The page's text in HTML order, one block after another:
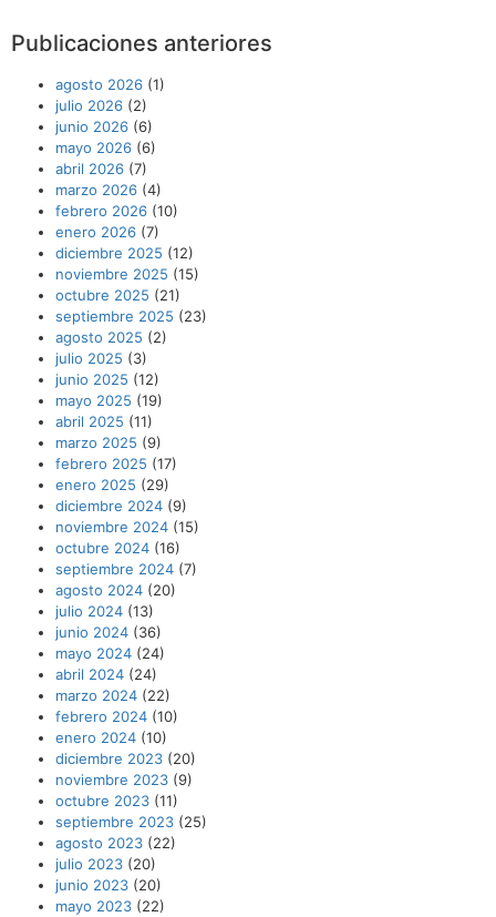
Publicaciones anteriores
agosto 2026 (1)
julio 2026 (2)
junio 2026 (6)
mayo 2026 (6)
abril 2026 (7)
marzo 2026 (4)
febrero 2026 (10)
enero 2026 (7)
diciembre 2025 (12)
noviembre 2025 (15)
octubre 2025 (21)
septiembre 2025 (23)
agosto 2025 (2)
julio 2025 (3)
junio 2025 (12)
mayo 2025 (19)
abril 2025 (11)
marzo 2025 (9)
febrero 2025 (17)
enero 2025 (29)
diciembre 2024 (9)
noviembre 2024 (15)
octubre 2024 (16)
septiembre 2024 (7)
agosto 2024 (20)
julio 2024 (13)
junio 2024 (36)
mayo 2024 (24)
abril 2024 (24)
marzo 2024 (22)
febrero 2024 (10)
enero 2024 (10)
diciembre 2023 (20)
noviembre 2023 (9)
octubre 2023 (11)
septiembre 2023 (25)
agosto 2023 (22)
julio 2023 (20)
junio 2023 (20)
mayo 2023 (22)